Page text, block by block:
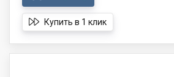
Купить в 1 клик